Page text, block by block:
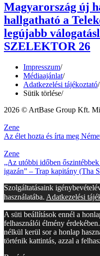
Magyarország új
hallgatható a
legújabb
SZELEKTOR 26
Impresszum/
Médiaajánlat/
Adatkezelési tájékoztató/
Sütik törlése/
2026 © ArtBase Group Kft.
Zene
Az élet hozta és írta meg
Zene
„Az utóbbi időben
igazán” – Trap kapitány (Tha
Szolgáltatásaink
használatába. Adatkezelési
A süti beállítások ennél a
felhasználói élmény
nélkül kerül sor a honlap
történik kattintás, azzal a